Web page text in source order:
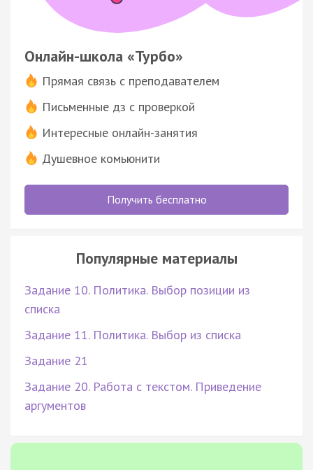
Онлайн-школа «Турбо»
Прямая связь с преподавателем
Письменные дз с проверкой
Интересные онлайн-занятия
Душевное комьюнити
Получить бесплатно
Популярные материалы
Задание 10. Политика. Выбор позиции из
списка
Задание 11. Политика. Выбор из списка
Задание 21
Задание 20. Работа с текстом. Приведение
аргументов